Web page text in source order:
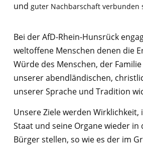
undguter Nachbarschaft verbunden
Bei der AfD-Rhein-Hunsrück
weltoffene Menschen denen die
Würde des Menschen, der
unserer abendländischen,
unserer Sprache und Tradition
Unsere Ziele werden Wirklichkeit,
Staat und seine Organe wieder in
Bürger stellen, so wie es der im